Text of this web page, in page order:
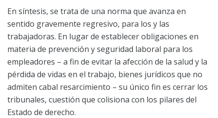
En síntesis, se trata de una norma que avanza en
sentido gravemente regresivo, para los y las
trabajadoras. En lugar de establecer obligaciones en
materia de prevención y seguridad laboral para los
empleadores – a fin de evitar la afección de la salud y la
pérdida de vidas en el trabajo, bienes jurídicos que no
admiten cabal resarcimiento – su único fin es cerrar los
tribunales, cuestión que colisiona con los pilares del
Estado de derecho.